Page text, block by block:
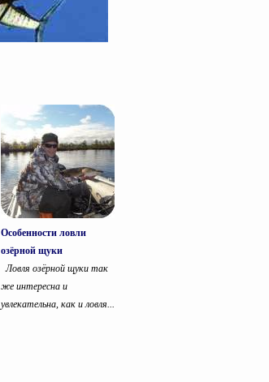
Особенности ловли
озёрной щуки
Ловля озёрной щуки так
же интересна и
увлекательна, как и ловля...